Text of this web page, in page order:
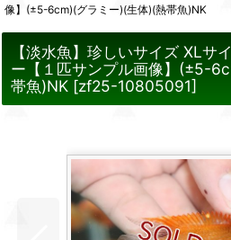
像】(±5-6cm)(グラミー)(生体)(熱帯魚)NK
【淡水魚】珍しいサイズ XLサ
ー【１匹サンプル画像】(±5-
帯魚)NK [zf25-10805091]